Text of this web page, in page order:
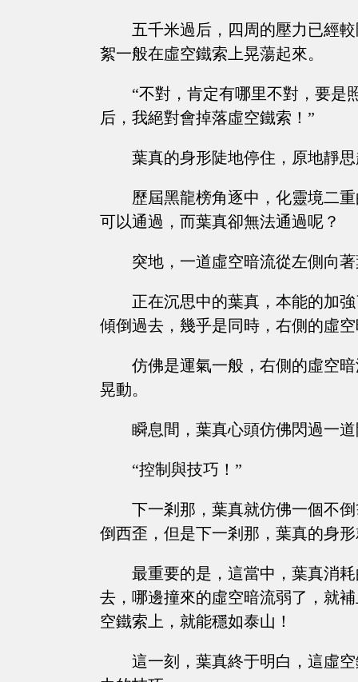
五千米過后，四周的壓力已經
絮一般在虛空鐵索上晃蕩起來。
“不對，肯定有哪里不對，要是
后，我絕對會掉落虛空鐵索！”
葉真的身形陡地停住，原地靜
歷屆黑龍榜角逐中，化靈境二
可以通過，而葉真卻無法通過呢？
突地，一道虛空暗流從左側向
正在沉思中的葉真，本能的加
傾倒過去，幾乎是同時，右側的虛
仿佛是運氣一般，右側的虛空
晃動。
瞬息間，葉真心頭仿佛閃過一
“控制與技巧！”
下一剎那，葉真就仿佛一個不
倒西歪，但是下一剎那，葉真的身
最重要的是，這當中，葉真消
去，哪邊撞來的虛空暗流弱了，就
空鐵索上，就能穩如泰山！
這一刻，葉真終于明白，這虛